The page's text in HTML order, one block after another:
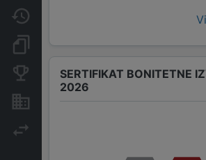
Dokumenti i objave
Konkurentske kompanije
Nekretnine i imovina
SERTIFIKAT BONITETNE
2026